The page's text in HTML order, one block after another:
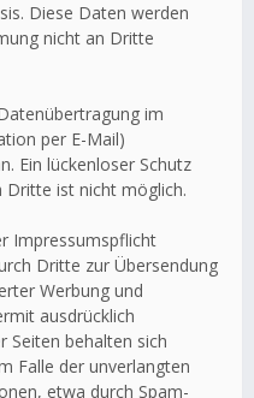
Diese Daten werden
nicht an Dritte
im
per E-Mail)
Ein lückenloser Schutz
ist nicht möglich.
Impressumspflicht
Dritte zur Übersendung
Werbung und
ausdrücklich
Seiten behalten sich
Falle der unverlangten
etwa durch Spam-